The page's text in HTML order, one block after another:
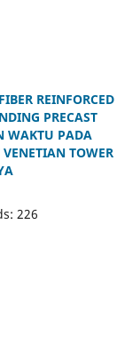
REINFORCED
PRECAST
WAKTU PADA
TOWER
226